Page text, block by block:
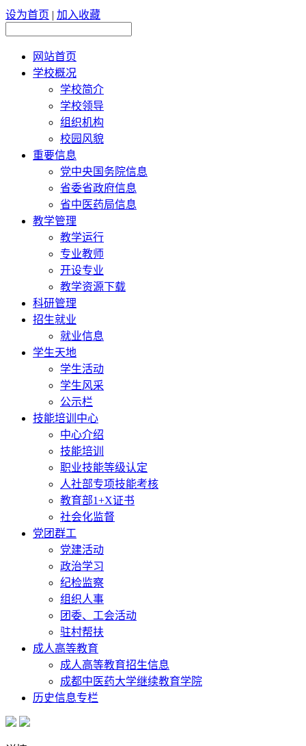
设为首页 | 加入收藏
网站首页
学校概况
学校简介
学校领导
组织机构
校园风貌
重要信息
党中央国务院信息
省委省政府信息
省中医药局信息
教学管理
教学运行
专业教师
开设专业
教学资源下载
科研管理
招生就业
就业信息
学生天地
学生活动
学生风采
公示栏
技能培训中心
中心介绍
技能培训
职业技能等级认定
人社部专项技能考核
教育部1+X证书
社会化监督
党团群工
党建活动
政治学习
纪检监察
组织人事
团委、工会活动
驻村帮扶
成人高等教育
成人高等教育招生信息
成都中医药大学继续教育学院
历史信息专栏